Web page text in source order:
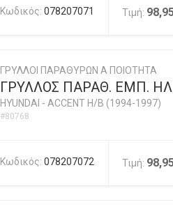
Κωδικός: 078207071 Τιμή:
ΓΡΥΛΛΟΙ ΠΑΡΑΘΥΡΩΝ Α ΠΟΙΟΤΗΤΑ
ΓΡΥΛΛΟΣ ΠΑΡΑΘ. ΕΜΠ.
HYUNDAI - ACCENT H/B (1994-1997)
#80768
Κωδικός: 078207072 Τιμή: